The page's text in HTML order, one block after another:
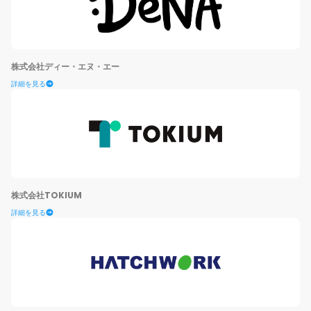
株式会社ディー・エヌ・エー
詳細を見る
株式会社TOKIUM
詳細を見る